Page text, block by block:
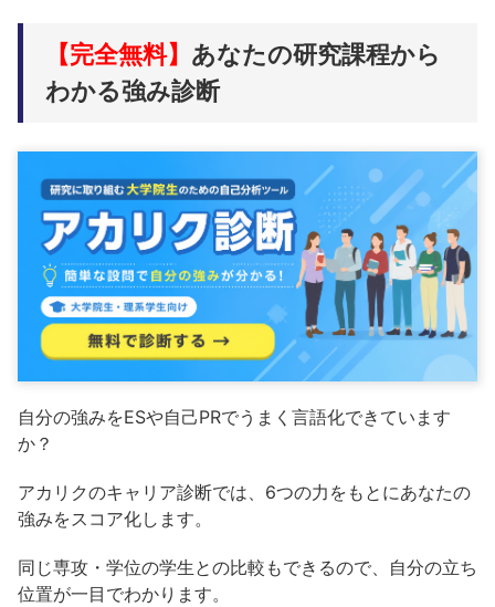
【完全無料】 あなたの研究課程から
わかる強み診断
自分の強みをESや自己PRでうまく言語化できています
か？
アカリクのキャリア診断では、6つの力をもとにあなたの
強みをスコア化します。
同じ専攻・学位の学生との比較もできるので、自分の立ち
位置が一目でわかります。